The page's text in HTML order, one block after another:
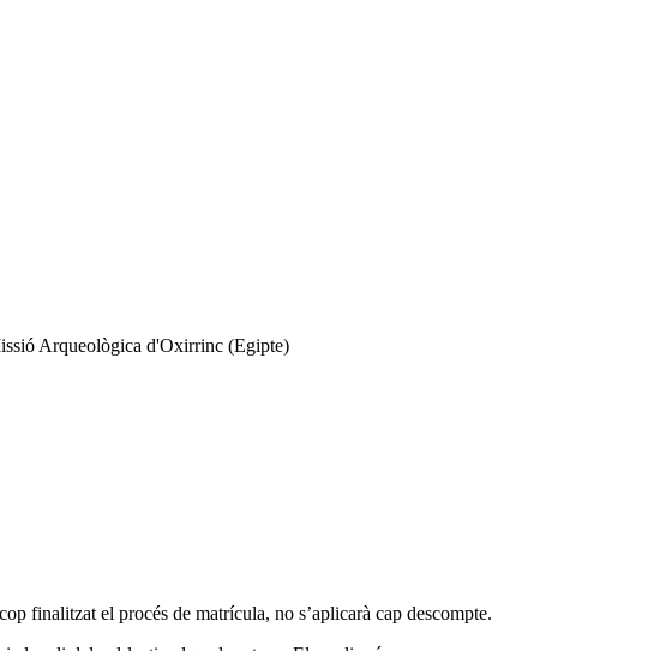
Arqueològica d'Oxirrinc (Egipte)
finalitzat el procés de matrícula, no s’aplicarà cap descompte.